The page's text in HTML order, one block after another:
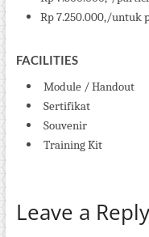
Rp 7.250.000,/untuk
FACILITIES
Module / Handout
Sertifikat
Souvenir
Training Kit
Leave a Reply